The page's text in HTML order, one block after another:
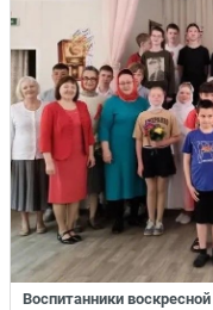
Воспитанники